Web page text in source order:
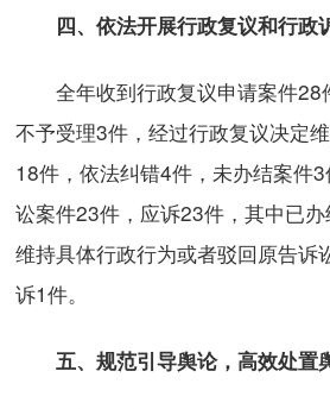
四、依法开展行政复议和行政
全年收到行政复议申请案件28
不予受理3件，经过行政复议决定
18件，依法纠错4件，未办结案件
讼案件23件，应诉23件，其中已
维持具体行政行为或者驳回原告诉
诉1件。
五、规范引导舆论，高效处置